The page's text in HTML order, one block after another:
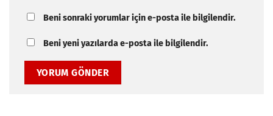
Beni sonraki yorumlar için e-posta ile bilgilendir.
Beni yeni yazılarda e-posta ile bilgilendir.